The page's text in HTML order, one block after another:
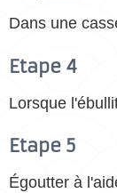
Dans une
Etape 4
Lorsque
Etape 5
Égoutter à